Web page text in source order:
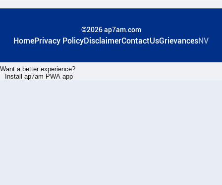
©2026 ap7am.com
HomePrivacy PolicyDisclaimerContactUsGrievancesNV
Want a better experience?
Install ap7am PWA app